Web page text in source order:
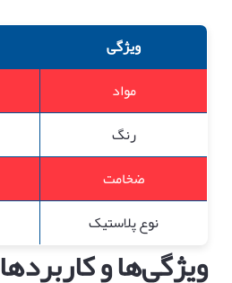
ویژگی
مواد
رنگ
ضخامت
نوع پلاستیک
ویژگی‌ها و کاربردها